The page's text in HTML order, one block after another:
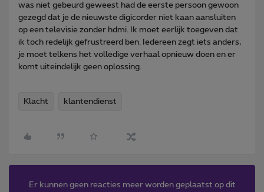
was niet gebeurd geweest had de eerste persoon gewoon
gezegd dat je de nieuwste digicorder niet kaan aansluiten
op een televisie zonder hdmi. Ik moet eerlijk toegeven dat
ik toch redelijk gefrustreerd ben. Iedereen zegt iets anders,
je moet telkens het volledige verhaal opnieuw doen en er
komt uiteindelijk geen oplossing.
Klacht klantendienst
Er kunnen geen reacties meer worden geplaatst op dit